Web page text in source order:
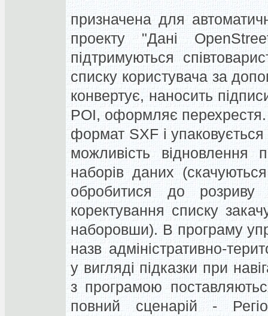
призначена для
проекту "Дані
підтримуються
списку користувача за
конвертує, наносить
POI, оформляє перехрестя.
формат SXF і
можливість відновлення
наборів даних
обробитися до розриву
коректування списку
наборовши). В програму
назв адміністративно-
у вигляді підказки при
з програмою
повний сценарій -